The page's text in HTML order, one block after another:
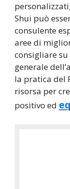
Shui può
consulente
aree di
consigliare
generale
la pratica del
risorsa per
positivo ed